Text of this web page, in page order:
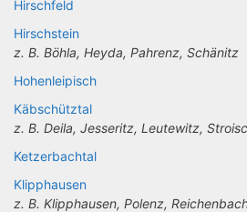
Hirschfeld
Hirschstein
z. B. Böhla, Heyda, Pahrenz, Schänitz
Hohenleipisch
Käbschütztal
z. B. Deila, Jesseritz, Leutewitz,
Ketzerbachtal
Klipphausen
z. B. Klipphausen, Polenz,